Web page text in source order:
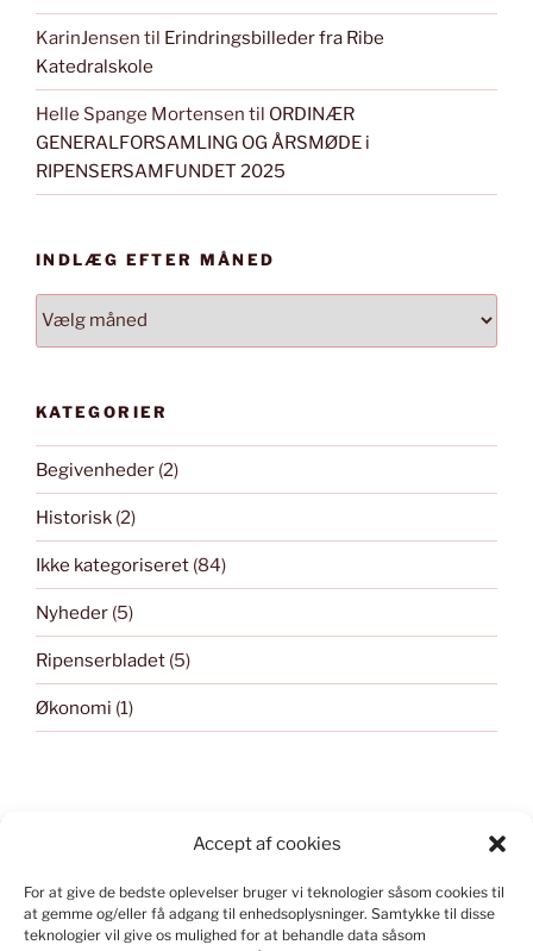
Accept af cookies
For at give de bedste oplevelser bruger vi teknologier såsom cookies til
at gemme og/eller få adgang til enhedsoplysninger. Samtykke til disse
teknologier vil give os mulighed for at behandle data såsom
KarinJensen til Erindringsbilleder fra Ribe
Katedralskole
Helle Spange Mortensen til ORDINÆR
GENERALFORSAMLING OG ÅRSMØDE i
RIPENSERSAMFUNDET 2025
INDLÆG EFTER MÅNED
INDLÆG
EFTER
KATEGORIER
Begivenheder (2)
Historisk (2)
Ikke kategoriseret (84)
Nyheder (5)
Ripenserbladet (5)
Økonomi (1)
KONSTRUERET I WORD PRESS